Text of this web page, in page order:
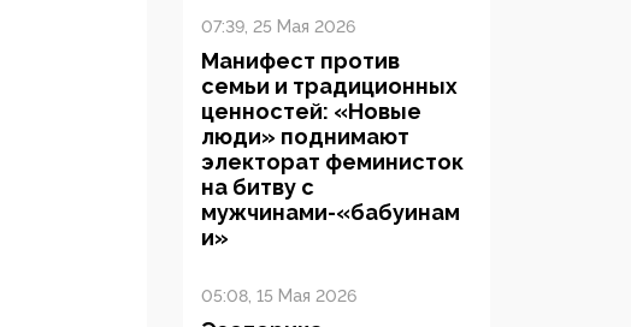
07:39, 25 Мая 2026
Манифест против
семьи и традиционных
ценностей: «Новые
люди» поднимают
электорат феминисток
на битву с
мужчинами-«бабуинам
и»
05:08, 15 Мая 2026